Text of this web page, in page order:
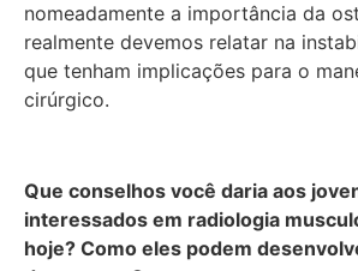
nomeadamente a importância da
realmente devemos relatar na
que tenham implicações para o
cirúrgico.
Que conselhos você daria aos
interessados em radiologia
hoje? Como eles podem